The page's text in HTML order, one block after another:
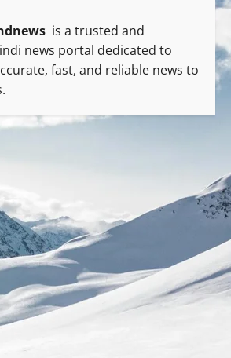
is a trusted and
news portal dedicated to
fast, and reliable news to